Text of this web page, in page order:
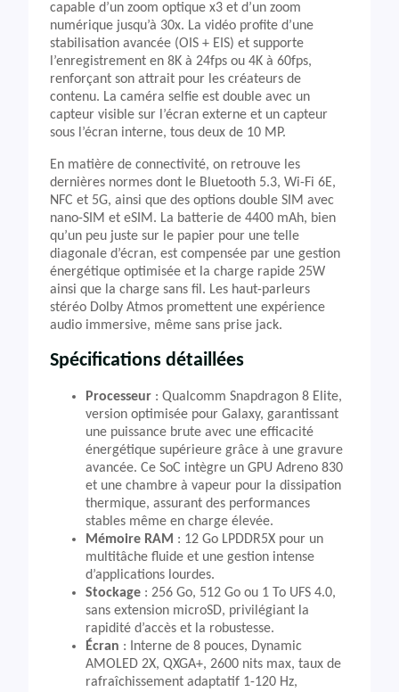
capable d’un zoom optique x3 et d’un zoom
numérique jusqu’à 30x. La vidéo profite d’une
stabilisation avancée (OIS + EIS) et supporte
l’enregistrement en 8K à 24fps ou 4K à 60fps,
renforçant son attrait pour les créateurs de
contenu. La caméra selfie est double avec un
capteur visible sur l’écran externe et un capteur
sous l’écran interne, tous deux de 10 MP.
En matière de connectivité, on retrouve les
dernières normes dont le Bluetooth 5.3, Wi-Fi 6E,
NFC et 5G, ainsi que des options double SIM avec
nano-SIM et eSIM. La batterie de 4400 mAh, bien
qu’un peu juste sur le papier pour une telle
diagonale d’écran, est compensée par une gestion
énergétique optimisée et la charge rapide 25W
ainsi que la charge sans fil. Les haut-parleurs
stéréo Dolby Atmos promettent une expérience
audio immersive, même sans prise jack.
Spécifications détaillées
Processeur : Qualcomm Snapdragon 8 Elite,
version optimisée pour Galaxy, garantissant
une puissance brute avec une efficacité
énergétique supérieure grâce à une gravure
avancée. Ce SoC intègre un GPU Adreno 830
et une chambre à vapeur pour la dissipation
thermique, assurant des performances
stables même en charge élevée.
Mémoire RAM : 12 Go LPDDR5X pour un
multitâche fluide et une gestion intense
d’applications lourdes.
Stockage : 256 Go, 512 Go ou 1 To UFS 4.0,
sans extension microSD, privilégiant la
rapidité d’accès et la robustesse.
Écran : Interne de 8 pouces, Dynamic
AMOLED 2X, QXGA+, 2600 nits max, taux de
rafraîchissement adaptatif 1-120 Hz,